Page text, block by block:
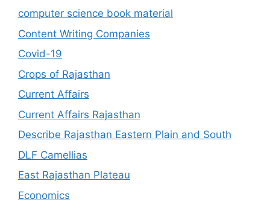
computer science book material
Content Writing Companies
Covid-19
Crops of Rajasthan
Current Affairs
Current Affairs Rajasthan
Describe Rajasthan Eastern Plain and South
DLF Camellias
East Rajasthan Plateau
Economics